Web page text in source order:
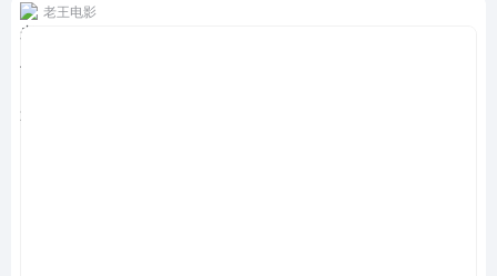
老王电影